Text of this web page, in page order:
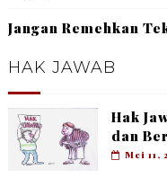
Jangan Remehkan
HAK JAWAB
Hak
dan
Mei 11,